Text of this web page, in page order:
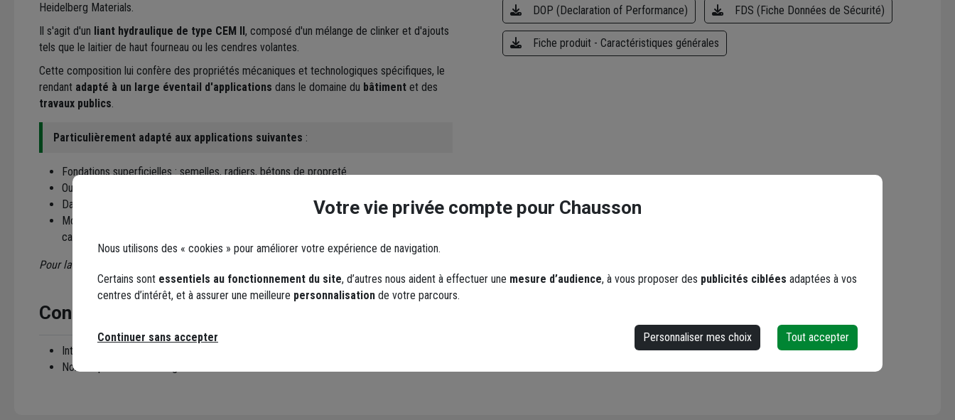
Heidelberg Materials.
Il s'agit d'un liant hydraulique de type CEM II , composé d'un mélange de clinker et d'ajouts
tels que le laitier de haut fourneau ou les cendres volantes.
Cette composition lui confère des propriétés mécaniques et technologiques spécifiques, le
rendant adapté à un large éventail d'applications dans le domaine du bâtiment et des
travaux publics.
Particulièrement adapté aux applications suivantes :
Fondations superficielles : semelles, radiers, bétons de propreté
Ouvrages béton de structure : poteaux, poutres, chaînages, murs banchés, etc...
Dallage en béton : planchers, dalles sur terre-plein
Montage de blocs béton par temps froid, chapes non revêtues, scellement de
carrelage, gobetis sur blocs béton et briques
Pour la composition et les résistances mécaniques, voir la fiche technique.
Conseils d'utilisation
Interdit pour la pose de tuiles et le montage de pierres tendres
Non adapté aux milieux agressifs
DOP (Declaration of Performance) FDS (Fiche Données de Sécurité)
Fiche produit - Caractéristiques générales
Votre vie privée compte pour Chausson
Nous utilisons des « cookies » pour améliorer votre expérience de navigation.
Certains sont essentiels au fonctionnement du site, d’autres nous aident à effectuer une mesure d’audience, à vous proposer des publicités ciblées adaptées à vos
centres d’intérêt, et à assurer une meilleure personnalisation de votre parcours.
Personnaliser mes choix Tout accepter
Continuer sans accepter